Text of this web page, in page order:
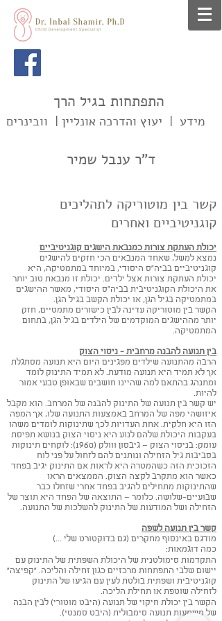
התפתחות בגיל הרך
מידע | יעוץ והדרכה אונליין | וובינרים
ד"ר ענבל שמיר
קשר בין מוטוריקה לתהליכים
קוגניטיביים ואחרים
יכולת העתקת צורות כמנבאת הישגים קוגניטיביים
נמצא למשל, שאחד המנבאים הכי חזקים להישגים
קוגניטיביים בביה"ס היסודי, במיוחד במתמטיקה, היא
יכולת העתקת צורות אצל ילדים. יכולת זו מנבאת טוב יותר
את היכולת הקוגניטיבית בביה"ס היסודי, מאשר ההישגים
במתמטיקה בגיל הגן, או יכולת הקשב בגיל הגן.
הקשר בין מוטוריקה עדינה לבין כישורים מתמטיים, חזק
יותר מההישגים המוקדמים של הילדים בגיל הגן, בתחום
המתמטיקה.
בין תנועה להבנה מרחבית - ניסוי הצוק
הרבה מהתנועה שילדים מפגינים היום היא תנועה מסתגלת
אך לא תמיד היא תנועה מודעת. לא תמיד התינוק לומד
ומתנהג בהתאם למה שהיינו חושבים שבאופן טבעי אמור
להיות.
יש קשר בין תנועה של התינוק להבנה של המרחב. הוא מקבל
איזושהי מפה של המרחב באמצעות התנועה שלו, אך המפה
הזו היא חלקית. אחת העדויות לכך שתינוקות לומדים משהו
בעקבות היכולת שלהם לנוע היא ניסוי הצוק בנושא תפיסת
עומק: בניסוי הצוק – גיבסון ווולק (1960): לוקחים תינוקות
בסביבות גיל הזחילה ונותנים להם לזחול על פני לוח
הזכוכית הזה כשהמטרה היא לראות אם התינוק יגיב בפחד
כאשר הוא מתקרב לקצה הצוק. הממצאים הראו
שהתינוקות מתחילים להגיב בפחד אחרי שזחלו כבר
שבועיים-שלושה. כלומר – התוצאה של הפחד היא תוצר של
הזחילה ושל המודעות של התינוק להשלכות של התנועה.
קשר בין תנועה לשפה
מודגם באינסוף מחקרים (גם בדוקטורט שלי ...)
כמה דוגמאות:
התקדמות סימולטנית של היכולת השפתית של התינוק עם
יישום שלבי התפתחות מרכזיים כגון זחילה והליכה. "קפיצה"
קוגניטיבית ושפתית בולטת לעין עם הגיעו של התינוק
לזחילה שוטפת או תחילת הליכה.
הקשר בין יכולת חיקוי של תנועה (היבט מוטורי) לבין הבנה
של משמעות תנועה סימבולית (היבט סמנטי).